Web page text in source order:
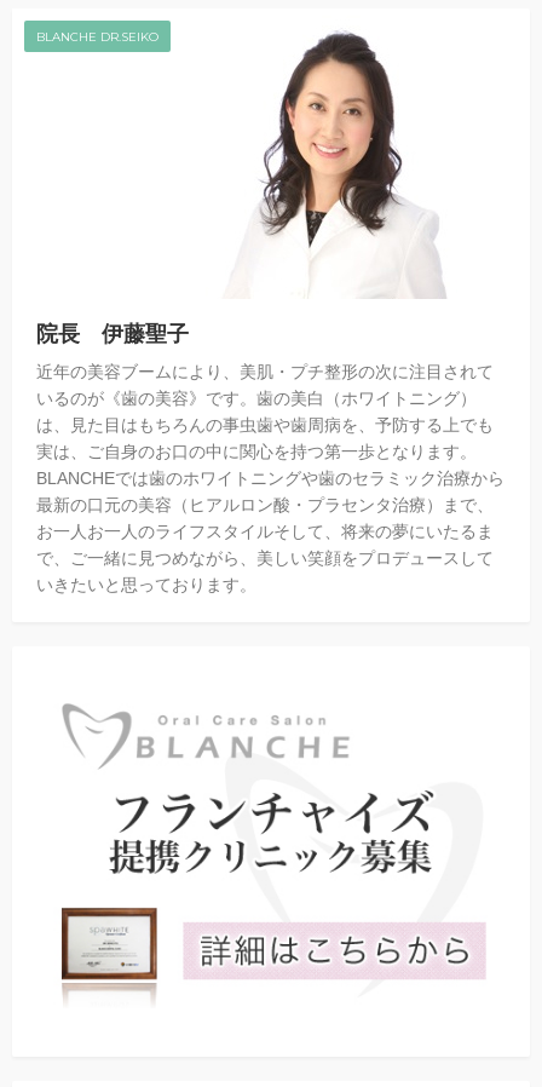
BLANCHE DR.SEIKO
院長 伊藤聖子
近年の美容ブームにより、美肌・プチ整形の次に注目されて
いるのが《歯の美容》です。歯の美白（ホワイトニング）
は、見た目はもちろんの事虫歯や歯周病を、予防する上でも
実は、ご自身のお口の中に関心を持つ第一歩となります。
BLANCHEでは歯のホワイトニングや歯のセラミック治療から
最新の口元の美容（ヒアルロン酸・プラセンタ治療）まで、
お一人お一人のライフスタイルそして、将来の夢にいたるま
で、ご一緒に見つめながら、美しい笑顔をプロデュースして
いきたいと思っております。